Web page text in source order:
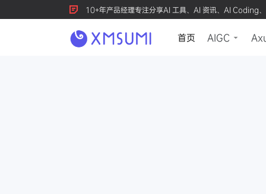
10+年产品经理专注分享AI 工具、AI 资讯、AI Coding
首页 AIGC